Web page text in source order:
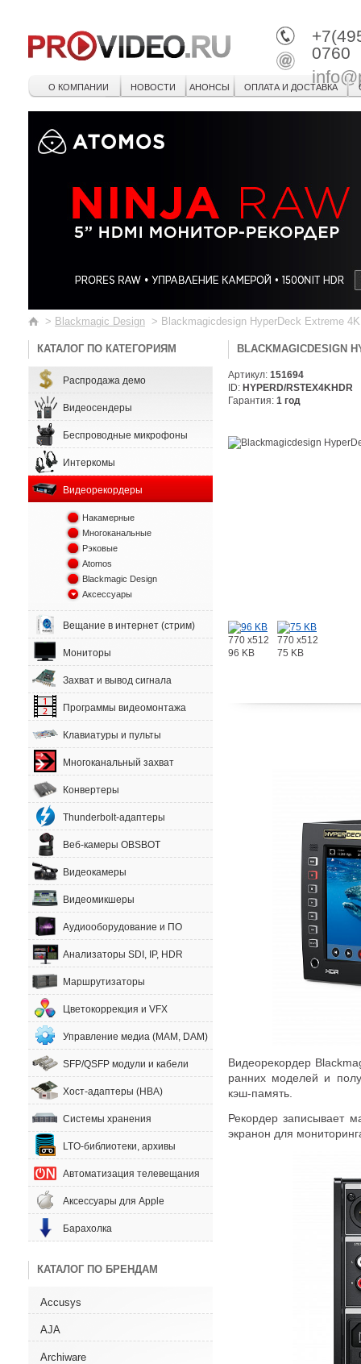
0760
О КОМПАНИИ НОВОСТИ АНОНСЫ ОПЛАТА И ДОСТАВКА
> Blackmagic Design > Blackmagicdesign HyperDeck Extreme
КАТАЛОГ ПО КАТЕГОРИЯМ
Распродажа демо
Видеосендеры
Беспроводные микрофоны
Интеркомы
Видеорекордеры
Накамерные
Многоканальные
Рэковые
Atomos
Blackmagic Design
Аксессуары
Вещание в интернет (стрим)
Мониторы
Захват и вывод сигнала
Программы видеомонтажа
Клавиатуры и пульты
Многоканальный захват
Конвертеры
Thunderbolt-адаптеры
Веб-камеры OBSBOT
Видеокамеры
Видеомикшеры
Аудиооборудование и ПО
Анализаторы SDI, IP, HDR
Маршрутизаторы
Цветокоррекция и VFX
Управление медиа (MAM, DAM)
SFP/QSFP модули и кабели
Хост-адаптеры (HBA)
Системы хранения
LTO-библиотеки, архивы
Автоматизация телевещания
Аксессуары для Apple
Барахолка
КАТАЛОГ ПО БРЕНДАМ
Accusys
AJA
Archiware
BLACKMAGICDESIGN
Артикул: 151694
ID: HYPERD/RSTEX4KHDR
Гарантия: 1 год
770 x512
96 KB
770 x512
75 KB
Видеорекордер
ранних моделей и
кэш-память
Рекордер записывает
экранон для